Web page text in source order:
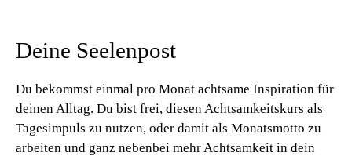
Deine Seelenpost
Du bekommst einmal pro Monat achtsame Inspiration für
deinen Alltag. Du bist frei, diesen Achtsamkeitskurs als
Tagesimpuls zu nutzen, oder damit als Monatsmotto zu
arbeiten und ganz nebenbei mehr Achtsamkeit in dein